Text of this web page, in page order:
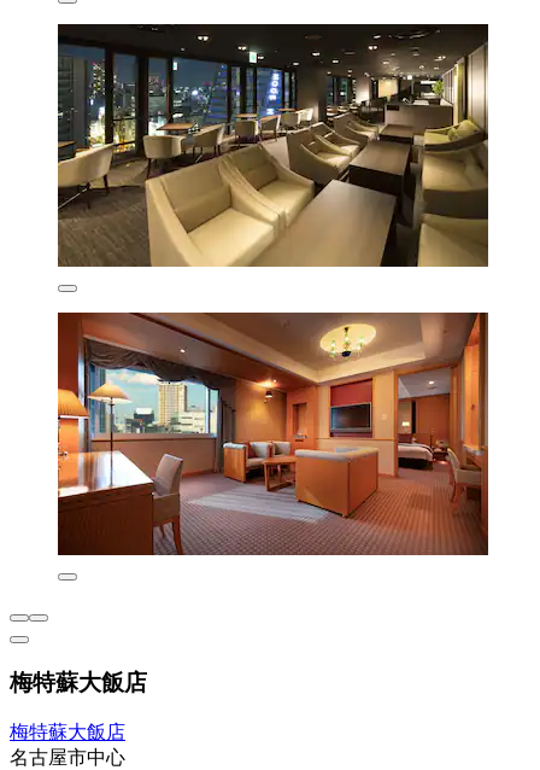
梅特蘇大飯店
梅特蘇大飯店
名古屋市中心